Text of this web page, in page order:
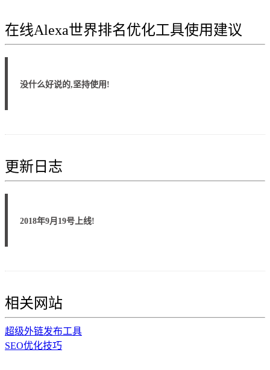
在线Alexa世界排名优化工具使用建议
没什么好说的,坚持使用!
更新日志
2018年9月19号上线!
相关网站
超级外链发布工具
SEO优化技巧